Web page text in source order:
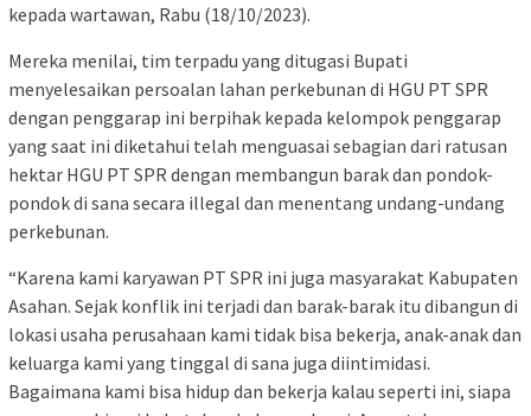
kepada wartawan, Rabu (18/10/2023).
Mereka menilai, tim terpadu yang ditugasi Bupati
menyelesaikan persoalan lahan perkebunan di HGU PT SPR
dengan penggarap ini berpihak kepada kelompok penggarap
yang saat ini diketahui telah menguasai sebagian dari ratusan
hektar HGU PT SPR dengan membangun barak dan pondok-
pondok di sana secara illegal dan menentang undang-undang
perkebunan.
“Karena kami karyawan PT SPR ini juga masyarakat Kabupaten
Asahan. Sejak konflik ini terjadi dan barak-barak itu dibangun di
lokasi usaha perusahaan kami tidak bisa bekerja, anak-anak dan
keluarga kami yang tinggal di sana juga diintimidasi.
Bagaimana kami bisa hidup dan bekerja kalau seperti ini, siapa